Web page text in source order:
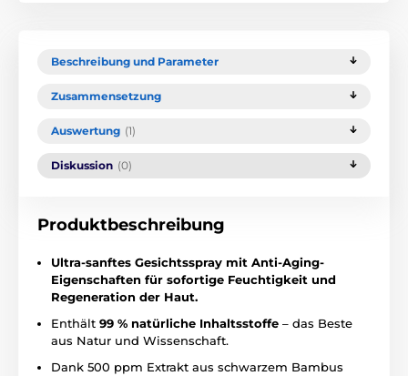
Beschreibung und Parameter
Zusammensetzung
Auswertung (1)
Diskussion (0)
Produktbeschreibung
Ultra-sanftes Gesichtsspray mit Anti-Aging-
Eigenschaften für sofortige Feuchtigkeit und
Regeneration der Haut.
Enthält 99 % natürliche Inhaltsstoffe – das Beste
aus Natur und Wissenschaft.
Dank 500 ppm Extrakt aus schwarzem Bambus